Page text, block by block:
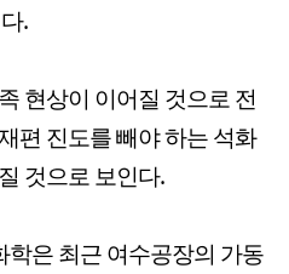
.
현상이 이어질 것으로 전
편 진도를 빼야 하는 석화
것으로 보인다.
학은 최근 여수공장의 가동